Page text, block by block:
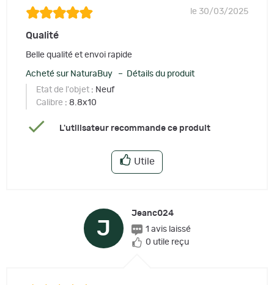
le 30/03/2025
Qualité
Belle qualité et envoi rapide
Acheté sur NaturaBuy – Détails du produit
Etat de l'objet : Neuf
Calibre : 8.8x10
L'utilisateur recommande ce produit
Utile
J
Jeanc024
1 avis laissé
0 utile reçu